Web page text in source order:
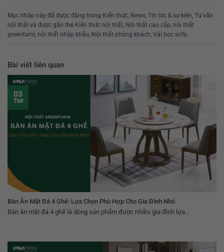
Mục nhập này đã được đăng trong Kiến thức News Tin tức & sự kiện Tư vấn
nội thất và được gắn thẻ Kiến thức nội thất Nội thất cao cấp nội thất
greenfurni nội thất nhập khẩu Nội thất phòng khách Vải bọc sofa
Bài viết liên quan
Bàn Ăn Mặt Đá 4 Ghế: Lựa Chọn Phù Hợp Cho Gia Đình Nhỏ
Bàn ăn mặt đá 4 ghế là dòng sản phẩm được nhiều gia đình lựa...
03
Th8